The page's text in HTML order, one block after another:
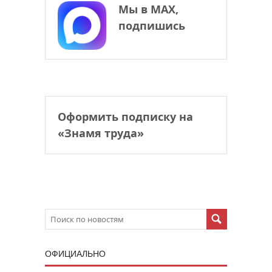
Мы в МАХ,
подпишись
Оформить подписку на
«Знамя труда»
ОФИЦИАЛЬНО